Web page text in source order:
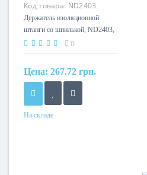
Код товара: ND2403
Держатель изоляционной
штанги cо шпилькой, ND2403,
ДКС
0
Цена: 267.72 грн.
На складе